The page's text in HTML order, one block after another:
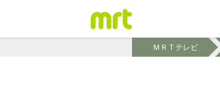
ＭＲＴテレビ